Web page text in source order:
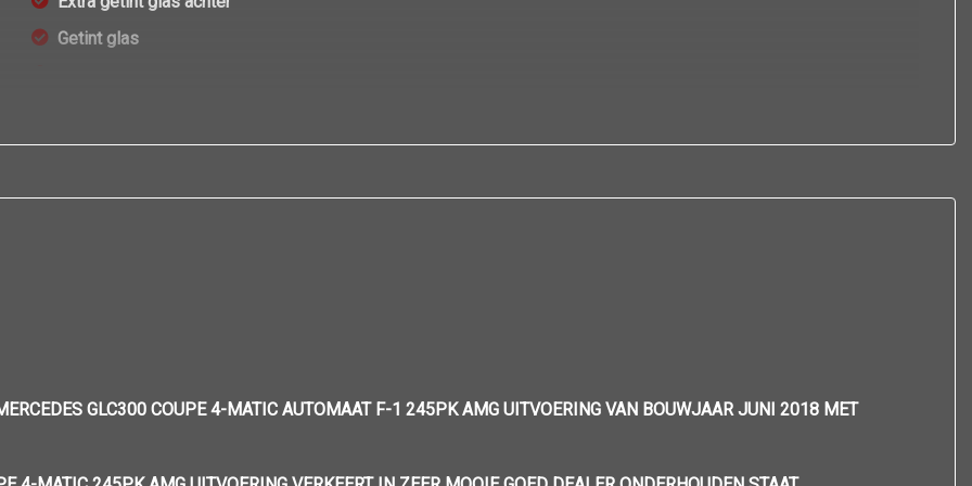
Getint glas
Led achterlichten
Parkeersensor voor
Sportvelgen
GLC300 COUPE 4-MATIC AUTOMAAT F-1 245PK AMG UITVOERING VAN BOUWJAAR JUNI 2018 MET